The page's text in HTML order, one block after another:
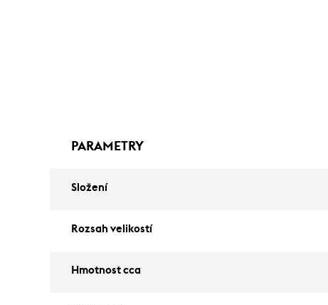
PARAMETRY
Složení
Rozsah velikostí
Hmotnost cca